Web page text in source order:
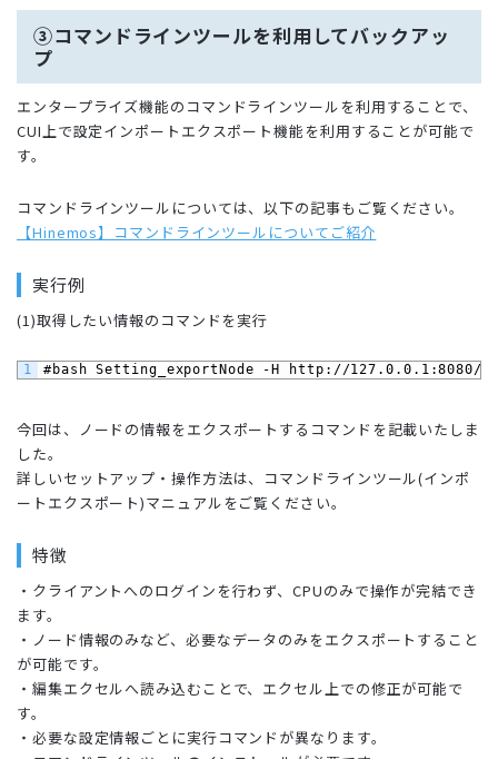
③コマンドラインツールを利用してバックアッ
プ
エンタープライズ機能のコマンドラインツールを利用することで、
CUI上で設定インポートエクスポート機能を利用することが可能で
す。
コマンドラインツールについては、以下の記事もご覧ください。
【Hinemos】コマンドラインツールについてご紹介
実行例
(1)取得したい情報のコマンドを実行
1 #bash Setting_exportNode -H http://127.0.0.1:8080/
今回は、ノードの情報をエクスポートするコマンドを記載いたしま
した。
詳しいセットアップ・操作方法は、コマンドラインツール(インポ
ートエクスポート)マニュアルをご覧ください。
特徴
・クライアントへのログインを行わず、CPUのみで操作が完結でき
ます。
・ノード情報のみなど、必要なデータのみをエクスポートすること
が可能です。
・編集エクセルへ読み込むことで、エクセル上での修正が可能で
す。
・必要な設定情報ごとに実行コマンドが異なります。